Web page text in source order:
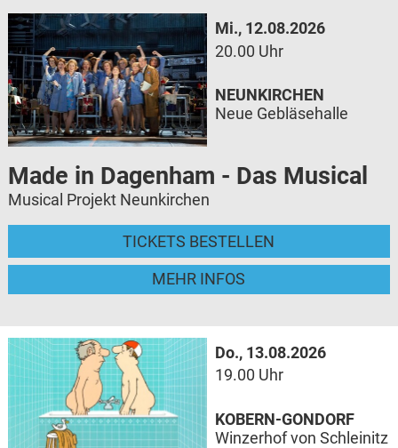
Mi., 12.08.2026
20.00 Uhr
Made in Dagenham - Das Musical
Musical Projekt Neunkirchen
TICKETS BESTELLEN
MEHR INFOS
NEUNKIRCHEN
Neue Gebläsehalle
Do., 13.08.2026
19.00 Uhr
KOBERN-GONDORF
Winzerhof von Schleinitz